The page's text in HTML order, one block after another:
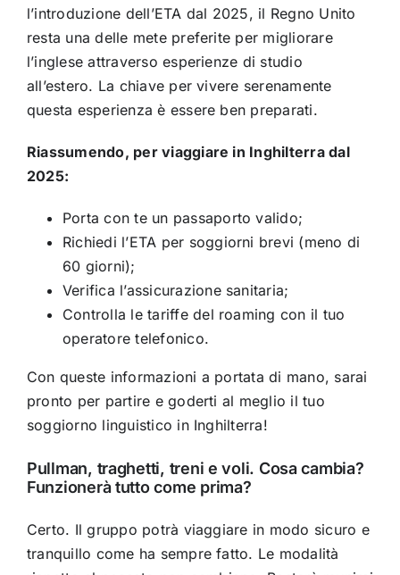
l’introduzione dell’ETA dal 2025, il Regno Unito
resta una delle mete preferite per migliorare
l’inglese attraverso esperienze di studio
all’estero. La chiave per vivere serenamente
questa esperienza è essere ben preparati.
Riassumendo, per viaggiare in Inghilterra dal
2025:
Porta con te un passaporto valido;
Richiedi l’ETA per soggiorni brevi (meno di
60 giorni);
Verifica l’assicurazione sanitaria;
Controlla le tariffe del roaming con il tuo
operatore telefonico.
Con queste informazioni a portata di mano, sarai
pronto per partire e goderti al meglio il tuo
soggiorno linguistico in Inghilterra!
Pullman, traghetti, treni e voli. Cosa cambia?
Funzionerà tutto come prima?
Certo. Il gruppo potrà viaggiare in modo sicuro e
tranquillo come ha sempre fatto. Le modalità